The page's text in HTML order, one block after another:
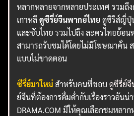
หลากหลายจากหลายประเทศ รวมถึ
เกาหลีดูซีรี่ย์จีนพากย์ไทยดูซีรีส์ญี่ปุ่
และซับไทย รวมไปถึง ละครไทยย้อ
สามารถรับชมได้โดยไม่มีโฆษณาคั่น
แบบไม่ขาดตอน
ซีรี่ย์มาใหม่ สำหรับคนที่ชอบดูซีรี่ย์จี
ย์จีนที่ต้องการดื่มด่ำกับเรื่องราวอันน่
DRAMA.COM มีให้คุณเลือกชมหลา